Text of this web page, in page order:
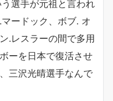
選手が元祖と言われ
ードック、ボブ. オ
.レスラーの間で多用
ーを日本で復活させ
三沢光晴選手なんで